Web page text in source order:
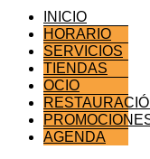
INICIO
HORARIO
SERVICIOS
TIENDAS
OCIO
AGENDA